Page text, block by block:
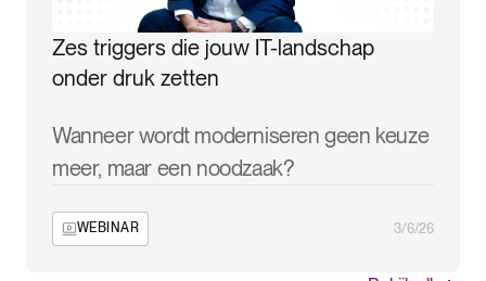
Zes triggers die jouw IT-landschap
onder druk zetten
Wanneer wordt moderniseren geen keuze
meer, maar een noodzaak?
WEBINAR 3/6/26